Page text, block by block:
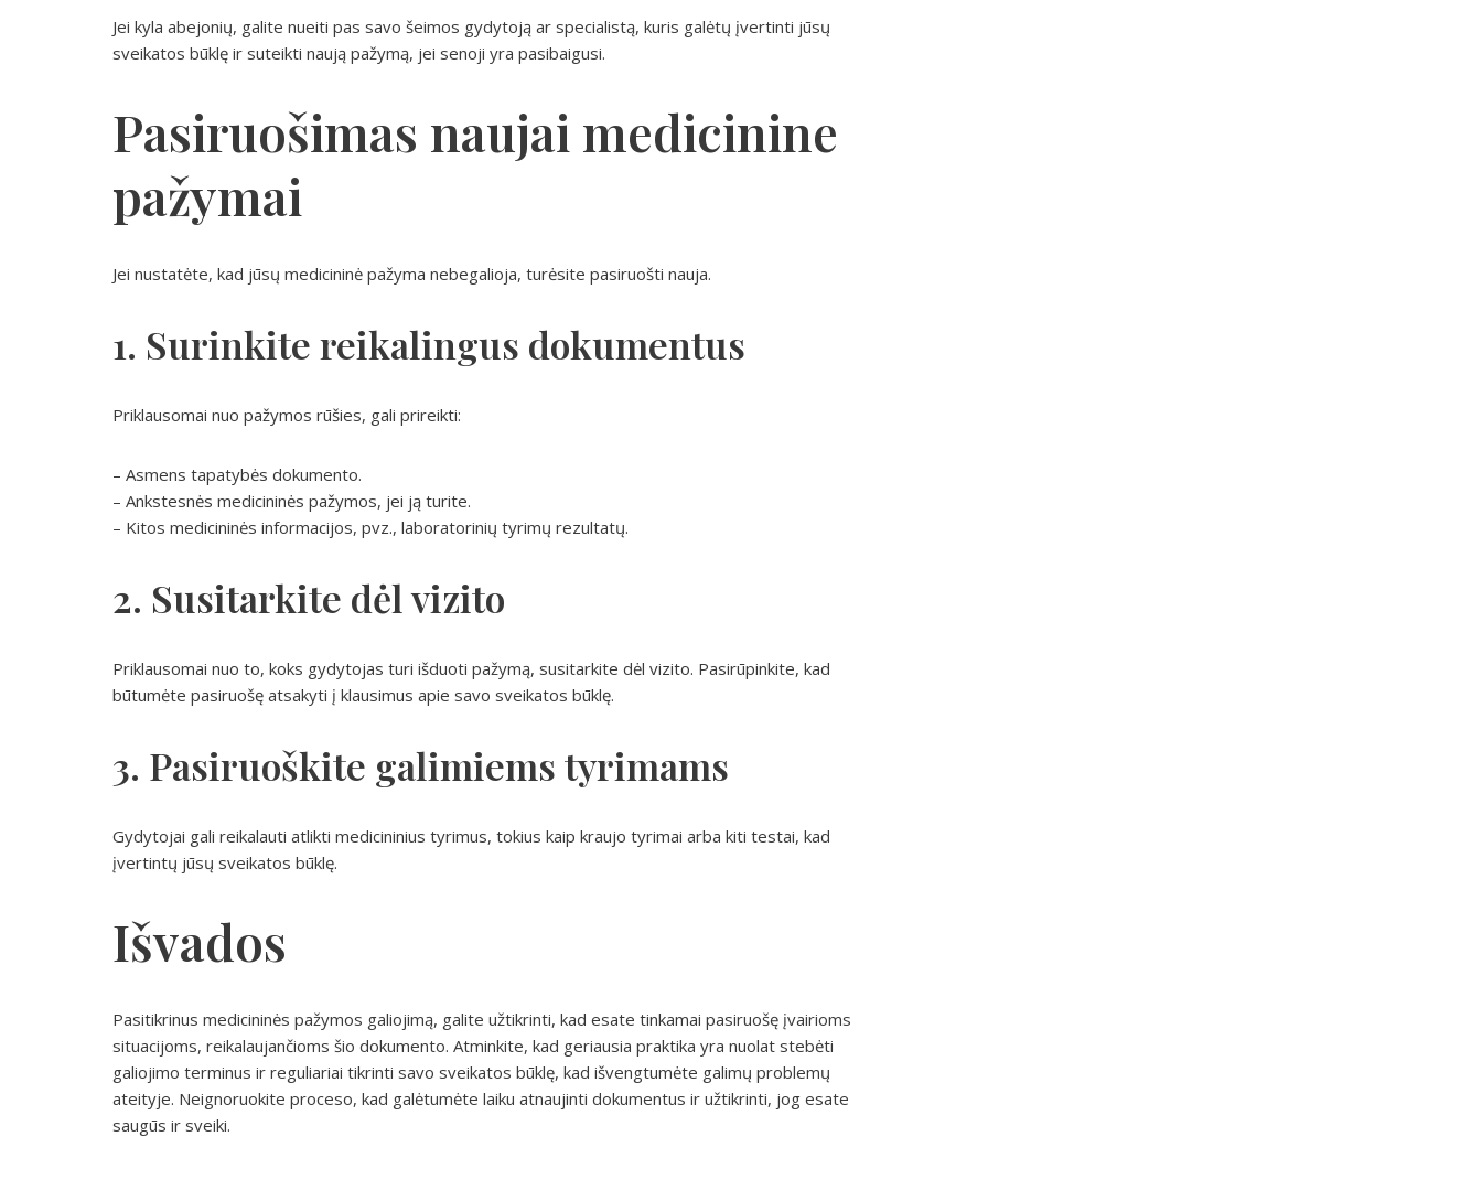
Jei kyla abejonių, galite nueiti pas savo šeimos gydytoją ar specialistą, kuris galėtų įvertinti jūsų
sveikatos būklę ir suteikti naują pažymą, jei senoji yra pasibaigusi.
Pasiruošimas naujai medicinine
pažymai
Jei nustatėte, kad jūsų medicininė pažyma nebegalioja, turėsite pasiruošti nauja.
1. Surinkite reikalingus dokumentus
Priklausomai nuo pažymos rūšies, gali prireikti:
– Asmens tapatybės dokumento.
– Ankstesnės medicininės pažymos, jei ją turite.
– Kitos medicininės informacijos, pvz., laboratorinių tyrimų rezultatų.
2. Susitarkite dėl vizito
Priklausomai nuo to, koks gydytojas turi išduoti pažymą, susitarkite dėl vizito. Pasirūpinkite, kad
būtumėte pasiruošę atsakyti į klausimus apie savo sveikatos būklę.
3. Pasiruoškite galimiems tyrimams
Gydytojai gali reikalauti atlikti medicininius tyrimus, tokius kaip kraujo tyrimai arba kiti testai, kad
įvertintų jūsų sveikatos būklę.
Išvados
Pasitikrinus medicininės pažymos galiojimą, galite užtikrinti, kad esate tinkamai pasiruošę įvairioms
situacijoms, reikalaujančioms šio dokumento. Atminkite, kad geriausia praktika yra nuolat stebėti
galiojimo terminus ir reguliariai tikrinti savo sveikatos būklę, kad išvengtumėte galimų problemų
ateityje. Neignoruokite proceso, kad galėtumėte laiku atnaujinti dokumentus ir užtikrinti, jog esate
saugūs ir sveiki.